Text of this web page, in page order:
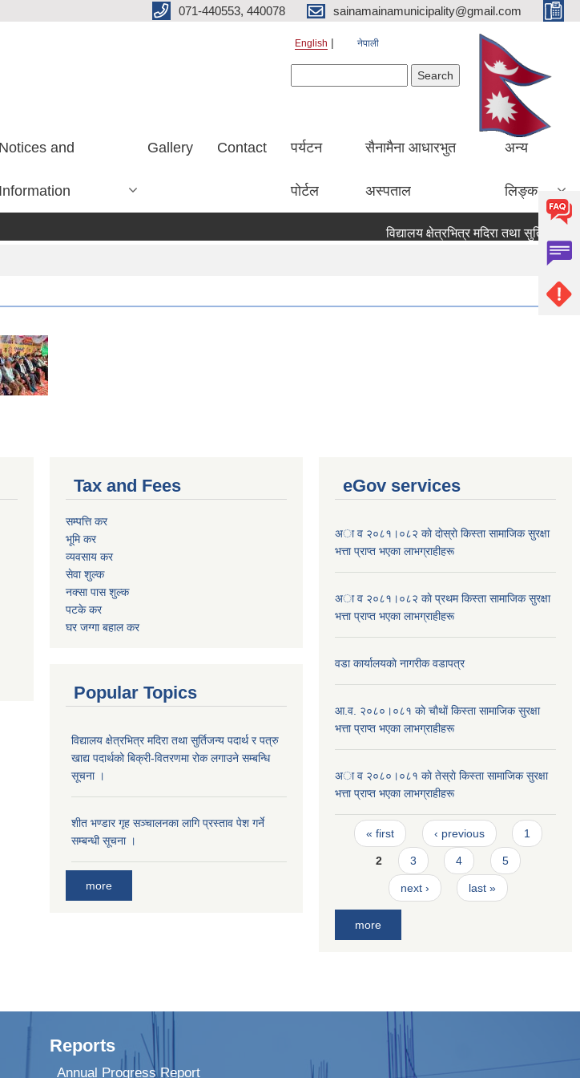
071-440553, 440078 sainamainamunicipality@gmail.com
English नेपाली
Notices and
Information
Gallery Contact पर्यटन
पाेर्टल
सैनामैना आधारभुत
अस्पताल
अन्य
लिङ्क
विद्यालय क्षेत्रभित्र मदिरा तथा सुर्तिजन्य
Tax and Fees
सम्पत्ति कर
भूमि कर
व्यवसाय कर
सेवा शुल्क
नक्सा पास शुल्क
पटके कर
घर जग्गा बहाल कर
Popular Topics
विद्यालय क्षेत्रभित्र मदिरा तथा सुर्तिजन्य पदार्थ र पत्रु
खाद्य पदार्थको बिक्री-वितरणमा रोक लगाउने सम्बन्धि
सूचना ।
शीत भण्डार गृह सञ्चालनका लागि प्रस्ताव पेश गर्ने
सम्बन्धी सूचना ।
more
eGov services
अा व २०८१।०८२ काे दाेस्राे किस्ता सामाजिक सुरक्षा
भत्ता प्राप्त भएका लाभग्राहीहरू
अा व २०८१।०८२ काे प्रथम किस्ता सामाजिक सुरक्षा
भत्ता प्राप्त भएका लाभग्राहीहरू
वडा कार्यालयकाे नागरीक वडापत्र
आ.व. २०८०।०८१ काे चाैथाें किस्ता सामाजिक सुरक्षा
भत्ता प्राप्त भएका लाभग्राहीहरू
अा व २०८०।०८१ काे तेस्राे किस्ता सामाजिक सुरक्षा
भत्ता प्राप्त भएका लाभग्राहीहरू
Pages
« first ‹ previous 1
2 3 4 5
next › last »
more
Reports
Annual Progress Report